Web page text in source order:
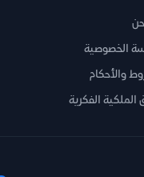
الخصوصية
والأحكام
الملكية الفكرية